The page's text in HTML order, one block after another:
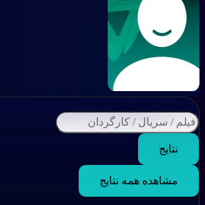
نتایج
مشاهده همه نتایج